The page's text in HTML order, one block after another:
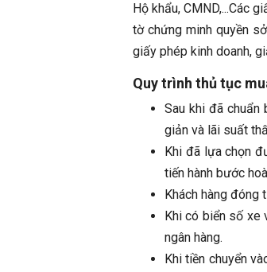
Hộ khẩu, CMND,...Các
tờ chứng minh quyền
giấy phép kinh doanh,
Quy trình thủ tục
Sau khi đã
giản và lãi suất
Khi đã lựa chọn
tiến hành bước
Khách hàng
Khi có biển số xe
ngân hàng.
Khi tiền chuyển